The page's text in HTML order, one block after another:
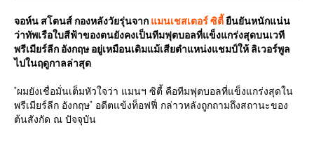
จอห์น สโตนส์ กองหลังวัยรุ่นจาก แมนเชสเตอร์ ซิตี้ยืนยันหนักแน่น
ว่าทัพเรือใบสีฟ้าของตนยังคงเป็นทีมฟุตบอลที่แข็งแกร่งสุดบนเวที
พรีเมียร์ลีก อังกฤษ อยู่เหมือนเดิมแม้เสียตำแหน่งแชมป์ให้ ลิเวอร์พูล
ไปในฤดูกาลล่าสุด
"ผมยังเชื่อมั่นเต็มหัวใจว่า แมนฯ ซิตี้ คือทีมฟุตบอลที่แข็งแกร่งสุดใน
พรีเมียร์ลีก อังกฤษ" อดีตแข้งท็อฟฟี่ กล่าวหลังถูกถามถึงสถานะของ
ต้นสังกัด ณ ปัจจุบัน